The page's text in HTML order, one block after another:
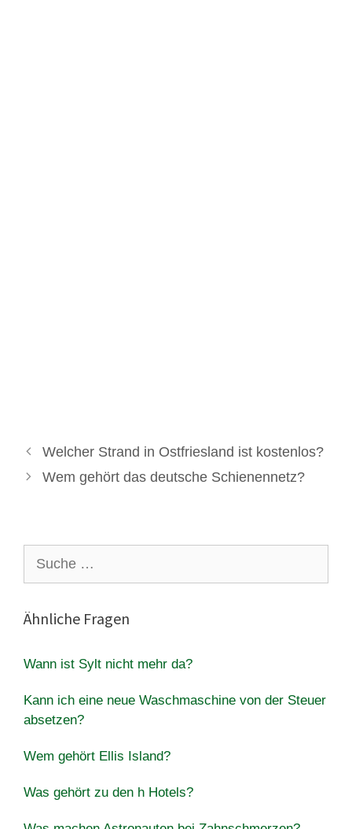
Welcher Strand in Ostfriesland ist kostenlos?
Wem gehört das deutsche Schienennetz?
nach:
Ähnliche Fragen
Wann ist Sylt nicht mehr da?
Kann ich eine neue Waschmaschine von der Steuer
absetzen?
Wem gehört Ellis Island?
Was gehört zu den h Hotels?